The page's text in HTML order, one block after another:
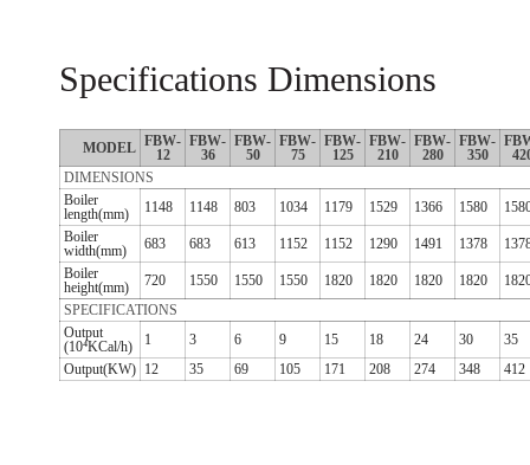
Specifications Dimensions
MODEL FBW-
12
FBW-
36
FBW-
50
FBW-
75
FBW-
125
FBW-
210
FBW-
280
FBW-
350
DIMENSIONS
Boiler
length(mm)
1148 1148 803 1034 1179 1529 1366 1580
Boiler
width(mm)
683 683 613 1152 1152 1290 1491 1378
Boiler
height(mm)
720 1550 1550 1550 1820 1820 1820 1820
SPECIFICATIONS
Output
(10⁴KCal/h)
1 3 6 9 15 18 24 30
35
Output(KW) 12 35 69 105 171 208 274 348 412